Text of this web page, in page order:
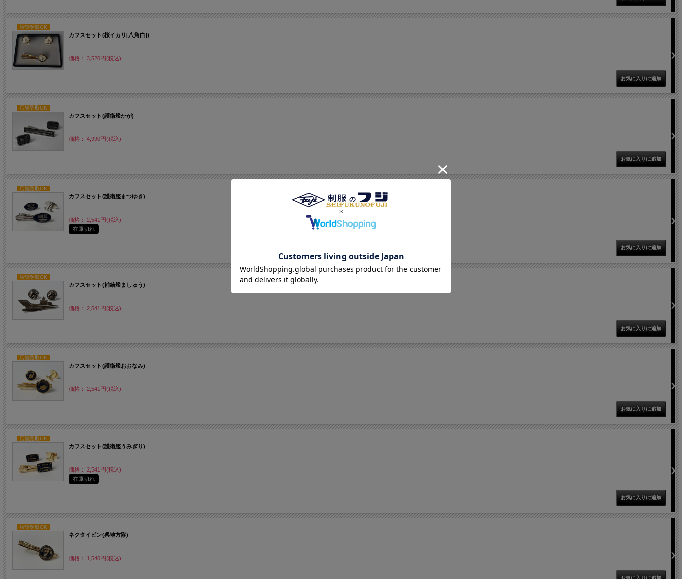
店舗受取OK
カフスセット(桜イカリ[八角白])
価格： 3,520円(税込)
店舗受取OK
カフスセット(護衛艦かが)
価格： 4,990円(税込)
店舗受取OK
カフスセット(護衛艦まつゆき)
価格： 2,541円(税込)
在庫切れ
店舗受取OK
カフスセット(補給艦ましゅう)
価格： 2,541円(税込)
店舗受取OK
カフスセット(護衛艦おおなみ)
価格： 2,541円(税込)
店舗受取OK
カフスセット(護衛艦うみぎり)
価格： 2,541円(税込)
在庫切れ
店舗受取OK
ネクタイピン(呉地方隊)
価格： 1,540円(税込)